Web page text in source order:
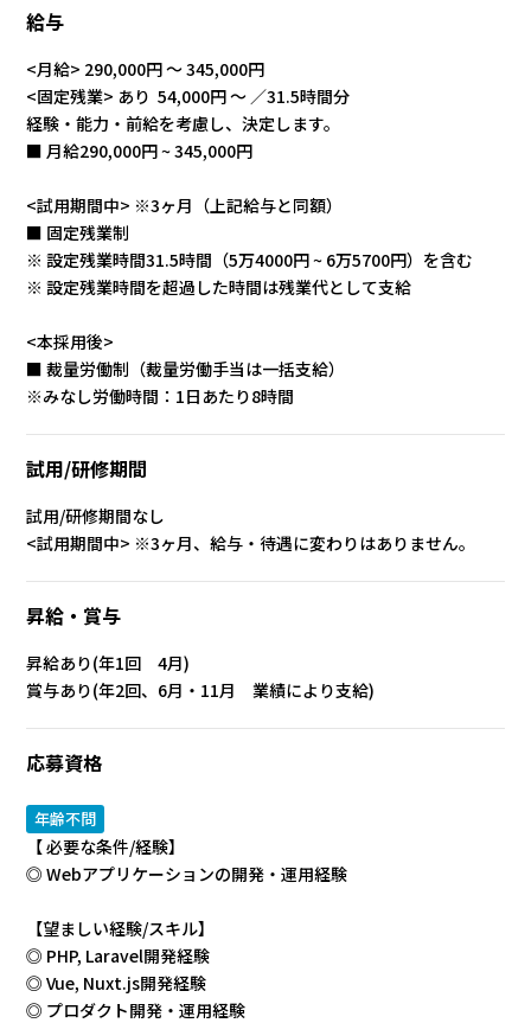
給与
<月給> 290,000円 〜 345,000円
<固定残業> あり 54,000円 ～ ／31.5時間分
経験・能⼒・前給を考慮し、決定します。
■ 月給290,000円 ~ 345,000円
<試用期間中> ※3ヶ月（上記給与と同額）
■ 固定残業制
※ 設定残業時間31.5時間（5万4000円 ~ 6万5700円）を含む
※ 設定残業時間を超過した時間は残業代として支給
<本採用後>
■ 裁量労働制（裁量労働手当は一括支給）
※みなし労働時間：1日あたり8時間
試用/研修期間
試用/研修期間なし
<試用期間中> ※3ヶ月、給与・待遇に変わりはありません。
昇給・賞与
昇給あり(年1回 4月)
賞与あり(年2回、6月・11月 業績により支給)
応募資格
年齢不問
【 必要な条件/経験】
◎ Webアプリケーションの開発・運用経験
【望ましい経験/スキル】
◎ PHP, Laravel開発経験
◎ Vue, Nuxt.js開発経験
◎ プロダクト開発・運用経験